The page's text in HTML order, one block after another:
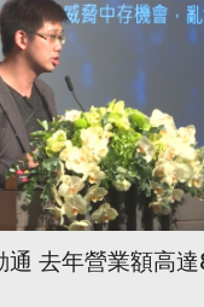
去年營業額高